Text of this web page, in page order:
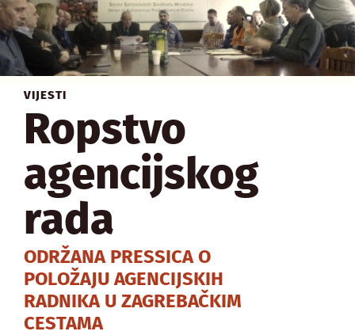
VIJESTI
Ropstvo
agencijskog
rada
ODRŽANA PRESSICA O
POLOŽAJU AGENCIJSKIH
RADNIKA U ZAGREBAČKIM
CESTAMA